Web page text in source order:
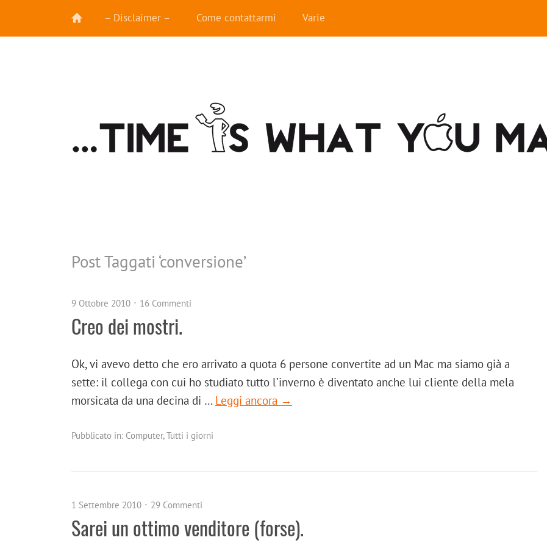
– Disclaimer – Come contattarmi Varie
Post Taggati ‘conversione’
9 Ottobre 2010 16 Commenti
Creo dei mostri.
Ok, vi avevo detto che ero arrivato a quota 6 persone convertite ad un Mac ma siamo già a
sette: il collega con cui ho studiato tutto l’inverno è diventato anche lui cliente della mela
morsicata da una decina di … Leggi ancora →
Pubblicato in: Computer,Tutti i giorni
1 Settembre 2010 29 Commenti
Sarei un ottimo venditore (forse).